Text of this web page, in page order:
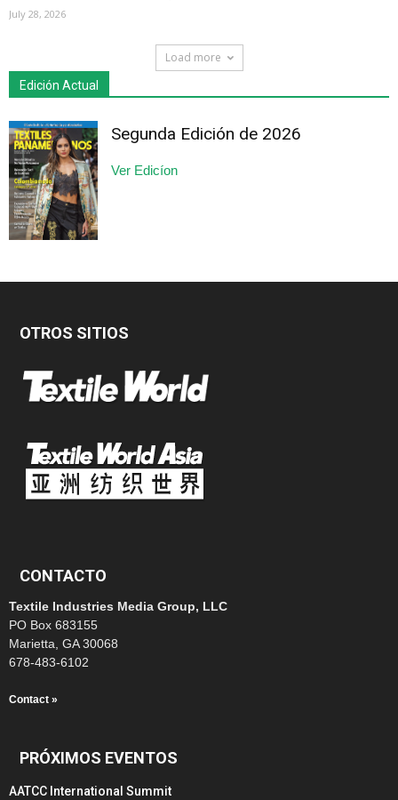
July 28, 2026
Load more
Edición Actual
Segunda Edición de 2026
Ver Edicíon
OTROS SITIOS
CONTACTO
Textile Industries Media Group, LLC
PO Box 683155
Marietta, GA 30068
678-483-6102
Contact »
PRÓXIMOS EVENTOS
AATCC International Summit